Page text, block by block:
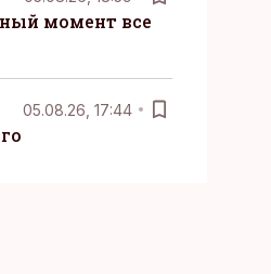
момент все
05.08.26, 17:44